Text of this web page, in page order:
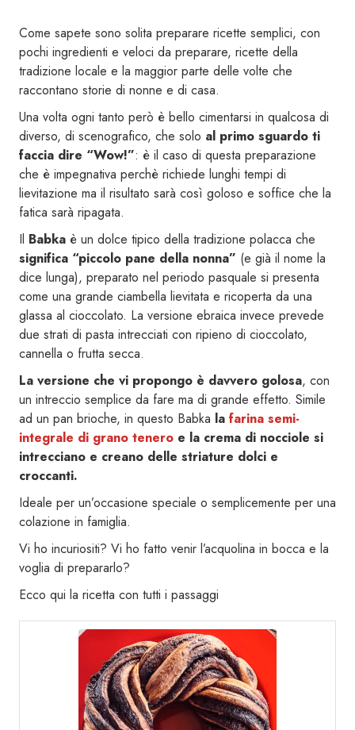
Come sapete sono solita preparare ricette semplici, con
pochi ingredienti e veloci da preparare, ricette della
tradizione locale e la maggior parte delle volte che
raccontano storie di nonne e di casa.
Una volta ogni tanto però è bello cimentarsi in qualcosa di
diverso, di scenografico, che solo al primo sguardo ti
faccia dire “Wow!”: è il caso di questa preparazione
che è impegnativa perchè richiede lunghi tempi di
lievitazione ma il risultato sarà così goloso e soffice che la
fatica sarà ripagata.
Il Babka è un dolce tipico della tradizione polacca che
significa “piccolo pane della nonna” (e già il nome la
dice lunga), preparato nel periodo pasquale si presenta
come una grande ciambella lievitata e ricoperta da una
glassa al cioccolato. La versione ebraica invece prevede
due strati di pasta intrecciati con ripieno di cioccolato,
cannella o frutta secca.
La versione che vi propongo è davvero golosa, con
un intreccio semplice da fare ma di grande effetto. Simile
ad un pan brioche, in questo Babka la farina semi-
integrale di grano tenero e la crema di nocciole si
intrecciano e creano delle striature dolci e
croccanti.
Ideale per un’occasione speciale o semplicemente per una
colazione in famiglia.
Vi ho incuriositi? Vi ho fatto venir l’acquolina in bocca e la
voglia di prepararlo?
Ecco qui la ricetta con tutti i passaggi